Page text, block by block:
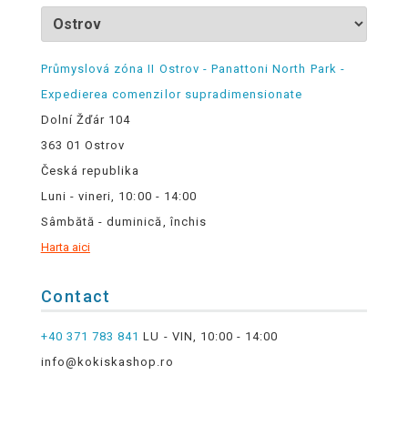
Průmyslová zóna II Ostrov - Panattoni North Park -
Expedierea comenzilor supradimensionate
Dolní Žďár 104
363 01 Ostrov
Česká republika
Luni - vineri, 10:00 - 14:00
Sâmbătă - duminică, închis
Harta aici
Contact
+40 371 783 841 LU - VIN, 10:00 - 14:00
info@kokiskashop.ro